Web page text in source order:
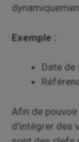
Exemple :
Date
Afin de
d’intégrer des